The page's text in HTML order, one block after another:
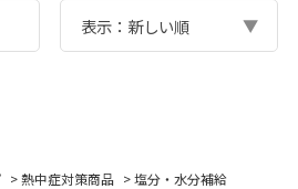
表示：新しい順
>熱中症対策商品 >塩分・水分補給